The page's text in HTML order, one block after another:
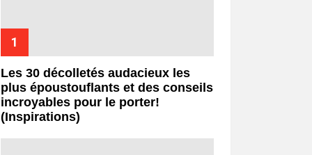
Les 30 décolletés audacieux les
plus époustouflants et des conseils
incroyables pour le porter!
(Inspirations)